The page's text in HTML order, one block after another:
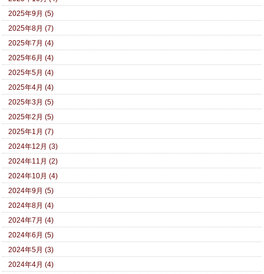
2025年9月 (5)
2025年8月 (7)
2025年7月 (4)
2025年6月 (4)
2025年5月 (4)
2025年4月 (4)
2025年3月 (5)
2025年2月 (5)
2025年1月 (7)
2024年12月 (3)
2024年11月 (2)
2024年10月 (4)
2024年9月 (5)
2024年8月 (4)
2024年7月 (4)
2024年6月 (5)
2024年5月 (3)
2024年4月 (4)